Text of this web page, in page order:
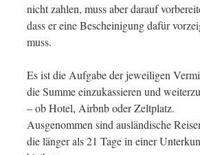
nicht zahlen, muss aber darauf
dass er eine Bescheinigung dafür
muss.
Es ist die Aufgabe der jeweiligen
die Summe einzukassieren und
– ob Hotel, Airbnb oder Zeltplatz.
Ausgenommen sind ausländische
die länger als 21 Tage in einer